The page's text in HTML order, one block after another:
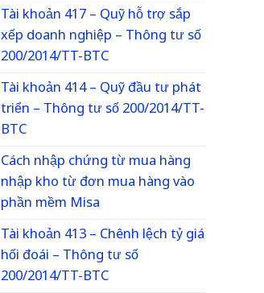
Tài khoản 417 – Quỹ hỗ trợ sắp
xếp doanh nghiệp – Thông tư số
200/2014/TT-BTC
Tài khoản 414 – Quỹ đầu tư phát
triển – Thông tư số 200/2014/TT-
BTC
Cách nhập chứng từ mua hàng
nhập kho từ đơn mua hàng vào
phần mềm Misa
Tài khoản 413 – Chênh lệch tỷ giá
hối đoái – Thông tư số
200/2014/TT-BTC